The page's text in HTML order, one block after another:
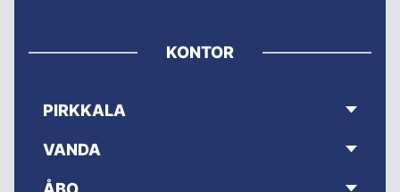
KONTOR
PIRKKALA
VANDA